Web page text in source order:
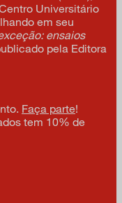
Universitário
em seu
ensaios
pela Editora
Faça parte!
tem 10% de